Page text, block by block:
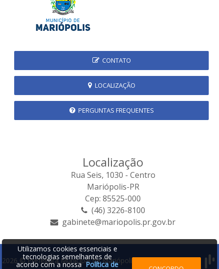
CONTATO
LOCALIZAÇÃO
PERGUNTAS FREQUENTES
Localização
Rua Seis, 1030 - Centro
Mariópolis-PR
Cep: 85525-000
(46) 3226-8100
gabinete@mariopolis.pr.gov.br
2026 © Prefeitura Municipal de Mariópolis | Desenvolvido por:
Utilizamos cookies essenciais e
tecnologias semelhantes de
acordo com a nossaPolítica de